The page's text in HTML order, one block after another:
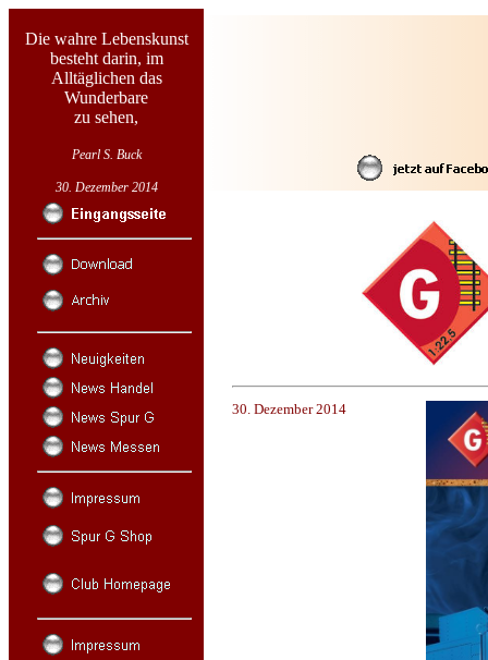
Die wahre Lebenskunst
besteht darin, im
Alltäglichen das
Wunderbare
zu sehen,
Pearl S. Buck
30. Dezember 2014
30. Dezember 2014